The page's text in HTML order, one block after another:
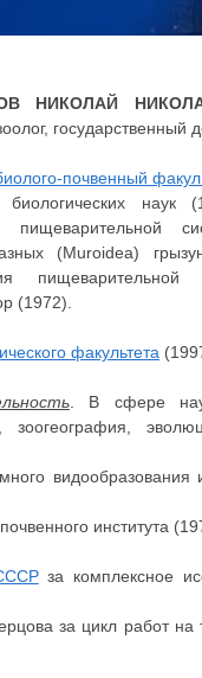
НИКОЛАЙ
государственный
почвенный
биологических
пищеварительной
(Muroidea)
(1972).
факультета
. В сфере
зоогеография,
видообразования
института
за комплексное
за цикл работ